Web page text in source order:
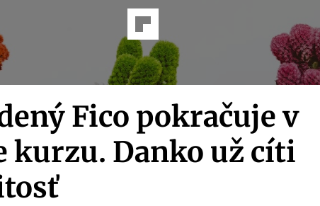
Fico pokračuje v
kurzu. Danko už cíti